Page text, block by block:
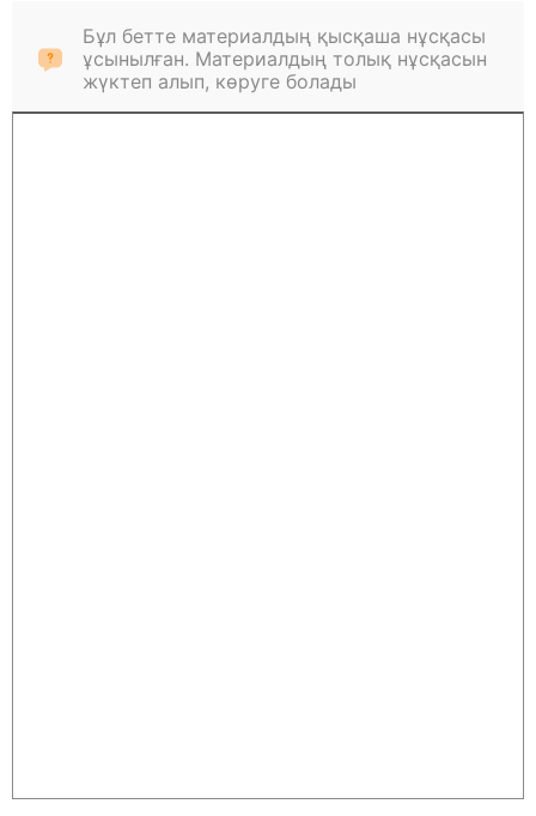
Бұл бетте материалдың қысқаша нұсқасы
ұсынылған. Материалдың толық нұсқасын
жүктеп алып, көруге болады